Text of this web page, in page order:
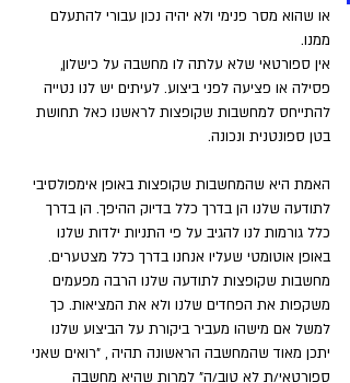
או שהוא מסר פנימי ולא יהיה נכון עבורי להתעלם
ממנו.
אין ספורטאי שלא עלתה לו מחשבה על כישלון,
פסילה או פציעה לפני ביצוע. לעיתים יש לנו נטייה
להתייחס למחשבות שקופצות לראשנו כאל תחושת
בטן ספונטנית ונכונה.
האמת היא שהמחשבות שקופצות באופן אימפולסיבי
לתודעה שלנו הן בדרך כלל בדיוק ההיפך. הן בדרך
כלל גורמות לנו להגיב על פי התניות ילדות שלנו
באופן אוטומטי שעליו אנחנו בדרך כלל מצטערים.
מחשבות שקופצות לתודעה שלנו הרבה מפעמים
משקפות את הפחדים שלנו ולא את המציאות. כך
למשל אם מישהו מעביר ביקורת על הביצוע שלנו
יתכן מאוד שהמחשבה הראשונה תהיה , "רואים שאני
ספורטאי/ת לא טוב/ה" למרות שהיא מחשבה